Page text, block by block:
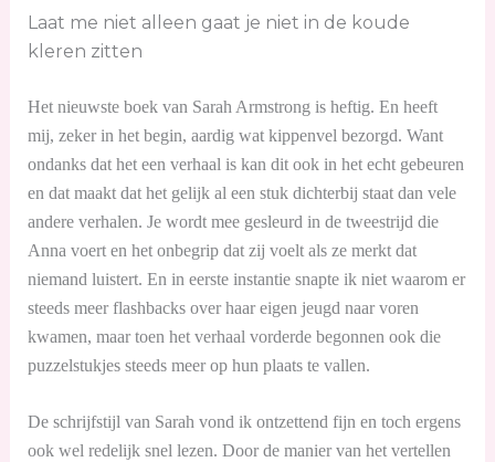
Laat me niet alleen gaat je niet in de koude
kleren zitten
Het nieuwste boek van Sarah Armstrong is heftig. En heeft
mij, zeker in het begin, aardig wat kippenvel bezorgd. Want
ondanks dat het een verhaal is kan dit ook in het echt gebeuren
en dat maakt dat het gelijk al een stuk dichterbij staat dan vele
andere verhalen. Je wordt mee gesleurd in de tweestrijd die
Anna voert en het onbegrip dat zij voelt als ze merkt dat
niemand luistert. En in eerste instantie snapte ik niet waarom er
steeds meer flashbacks over haar eigen jeugd naar voren
kwamen, maar toen het verhaal vorderde begonnen ook die
puzzelstukjes steeds meer op hun plaats te vallen.
De schrijfstijl van Sarah vond ik ontzettend fijn en toch ergens
ook wel redelijk snel lezen. Door de manier van het vertellen